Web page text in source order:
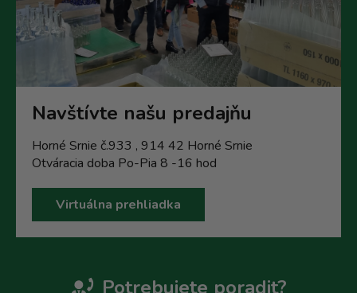
Navštívte našu predajňu
Horné Srnie č.933 , 914 42 Horné Srnie
Otváracia doba Po-Pia 8 -16 hod
Virtuálna prehliadka
Potrebujete poradit?